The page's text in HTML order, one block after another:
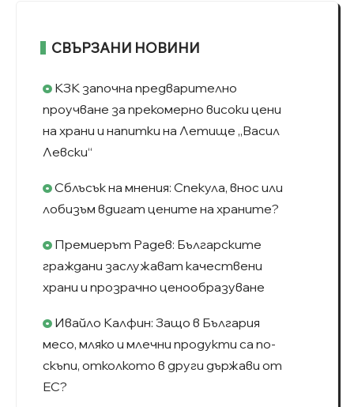
СВЪРЗАНИ НОВИНИ
КЗК започна предварително
проучване за прекомерно високи цени
на храни и напитки на Летище „Васил
Левски“
Сблъсък на мнения: Спекула, внос или
лобизъм вдигат цените на храните?
Премиерът Радев: Българските
граждани заслужават качествени
храни и прозрачно ценообразуване
Ивайло Калфин: Защо в България
месо, мляко и млечни продукти са по-
скъпи, отколкото в други държави от
ЕС?